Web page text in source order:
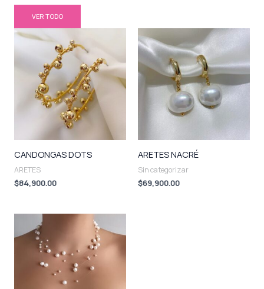
VER TODO
CANDONGAS DOTS
ARETES
$84,900.00
ARETES NACRÉ
Sin categorizar
$69,900.00